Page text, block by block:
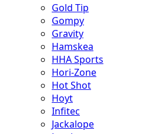
Gold Tip
Gompy
Gravity
Hamskea
HHA Sports
Hori-Zone
Hot Shot
Hoyt
Infitec
Jackalope